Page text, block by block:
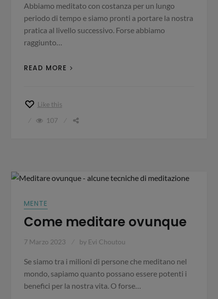
Abbiamo meditato con costanza per un lungo
periodo di tempo e siamo pronti a portare la nostra
pratica al livello successivo. Forse abbiamo
raggiunto…
READ MORE
Like this
107
MENTE
Come meditare ovunque
7 Marzo 2023 by Evi Choutou
Se siamo tra i milioni di persone che meditano nel
mondo, sapiamo quanto possano essere potenti i
benefici per la nostra vita. O forse…